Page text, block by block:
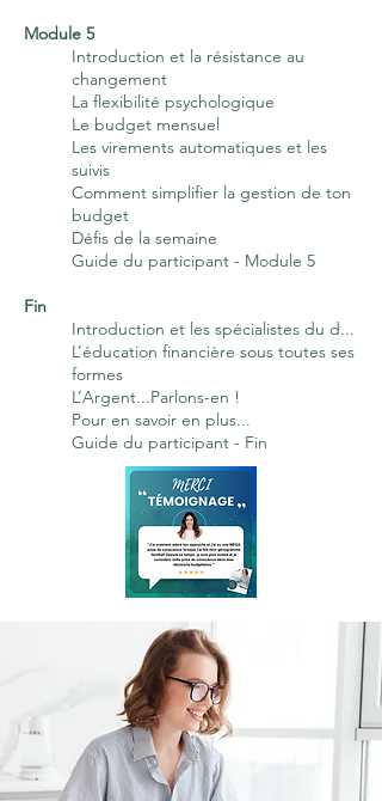
Module 5
Introduction et la résistance au
changement
La flexibilité psychologique
Le budget mensuel
Les virements automatiques et les
suivis
Comment simplifier la gestion de ton
budget
Défis de la semaine
Guide du participant - Module 5
Fin
Introduction et les spécialistes du d...
L’éducation financière sous toutes ses
formes
L’Argent...Parlons-en !
Pour en savoir en plus...
Guide du participant - Fin